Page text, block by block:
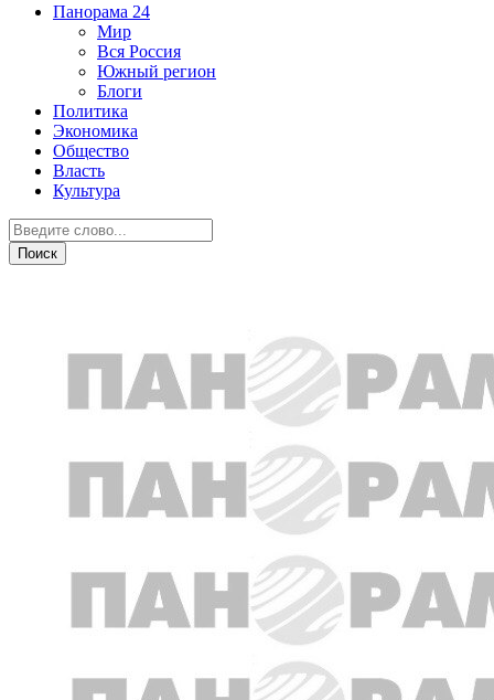
Панорама 24
Мир
Вся Россия
Южный регион
Блоги
Политика
Экономика
Общество
Власть
Культура